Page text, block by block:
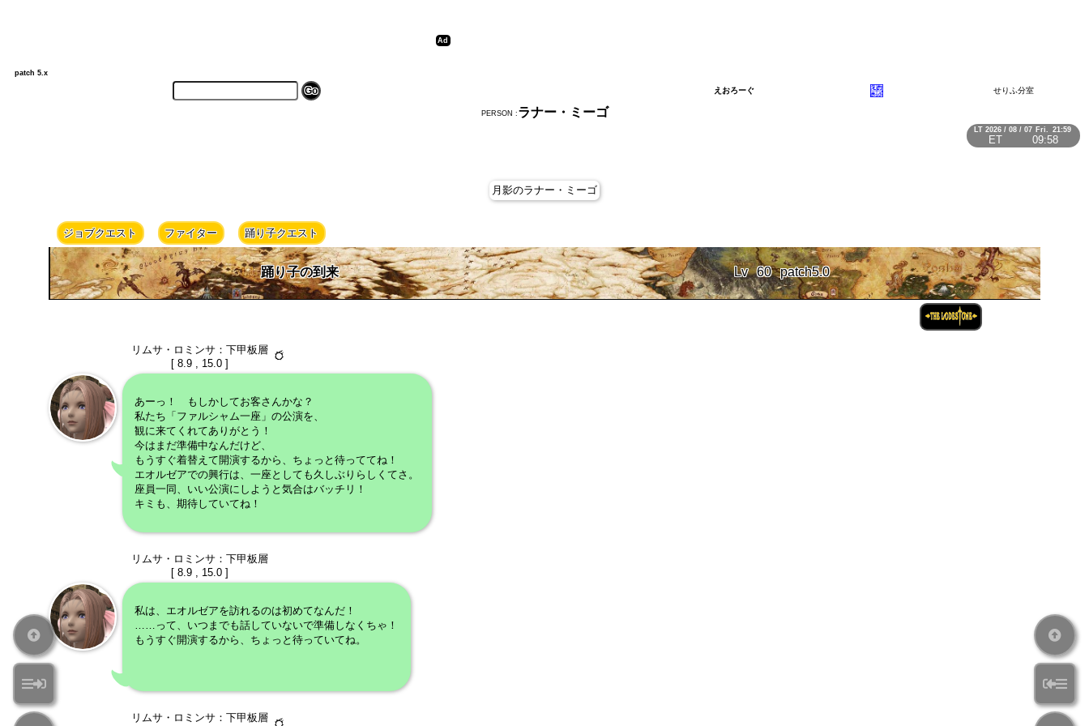
LT 2026 / 08 / 07 Fri. 21:59
ET 09:58
えおろーぐ せりふ分室
PERSON : ラナー・ミーゴ
patch 5.x
月影のラナー・ミーゴ
ジョブクエスト ファイター 踊り子クエスト
踊り子の到来 Lv 60 patch5.0
リムサ・ロミンサ：下甲板層
[ 8.9 , 15.0 ]
あーっ！ もしかしてお客さんかな？
私たち「ファルシャム一座」の公演を、
観に来てくれてありがとう！
今はまだ準備中なんだけど、
もうすぐ着替えて開演するから、ちょっと待っててね！
エオルゼアでの興行は、一座としても久しぶりらしくてさ。
座員一同、いい公演にしようと気合はバッチリ！
キミも、期待していてね！
リムサ・ロミンサ：下甲板層
[ 8.9 , 15.0 ]
私は、エオルゼアを訪れるのは初めてなんだ！
……って、いつまでも話していないで準備しなくちゃ！
もうすぐ開演するから、ちょっと待っていてね。
リムサ・ロミンサ：下甲板層